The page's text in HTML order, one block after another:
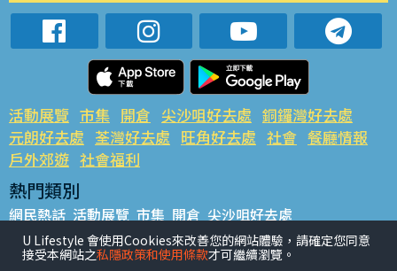
活動展覽 市集 開倉 尖沙咀好去處 銅鑼灣好去處
元朗好去處 荃灣好去處 旺角好去處 社會 餐廳情報
戶外郊遊 社會福利
熱門類別
網民熱話 活動展覽 市集 開倉 尖沙咀好去處
銅鑼灣好去處 元朗好去處 荃灣好去處 旺角好去處 社會
餐廳情報 戶外郊遊
U Lifestyle 會使用Cookies來改善您的網站體驗，請確定您同意
接受本網站之私隱政策和使用條款才可繼續瀏覽。